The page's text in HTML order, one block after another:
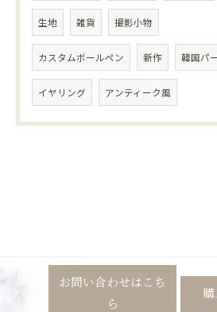
生地 雑貨 撮影小物
カスタムボールペン 新作 韓国パ
イヤリング アンティーク風
お問い合わせはこち
ら